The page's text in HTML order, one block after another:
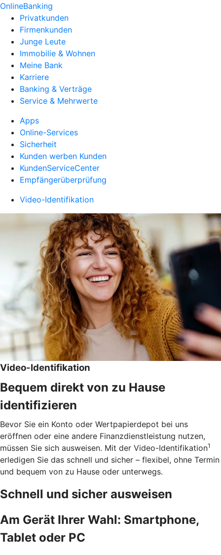
OnlineBanking
Privatkunden
Firmenkunden
Junge Leute
Immobilie & Wohnen
Meine Bank
Karriere
Banking & Verträge
Service & Mehrwerte
Apps
Online-Services
Sicherheit
Kunden werben Kunden
KundenServiceCenter
Empfängerüberprüfung
Video-Identifikation
Video-Identifikation
Bequem direkt von zu Hause
identifizieren
Bevor Sie ein Konto oder Wertpapierdepot bei uns
eröffnen oder eine andere Finanzdienstleistung nutzen,
müssen Sie sich ausweisen. Mit der Video-Identifikation1
erledigen Sie das schnell und sicher – flexibel, ohne Termin
und bequem von zu Hause oder unterwegs.
Schnell und sicher ausweisen
Am Gerät Ihrer Wahl: Smartphone,
Tablet oder PC